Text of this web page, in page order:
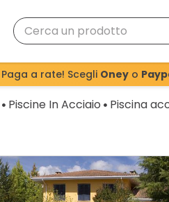
Paga a rate! Scegli Oney o
Piscine In Acciaio Piscina